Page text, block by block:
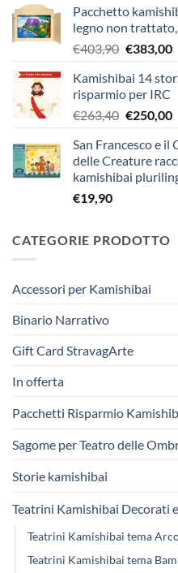
Pacchetto
legno non trattato,
€403,90 Il
originale
era:
€403,90.
€383,00Il
Kamishibai 14
risparmio per IRC
€263,40 Il
originale
era:
€263,40.
€250,00Il
San Francesco e
delle Creature
kamishibai
€19,90
CATEGORIE PRODOTTO
Accessori per Kamishibai
Binario Narrativo
Gift Card StravagArte
In offerta
Pacchetti Risparmio
Sagome per Teatro delle
Storie kamishibai
Teatrini Kamishibai Decorati
Teatrini Kamishibai tema
Teatrini Kamishibai tema